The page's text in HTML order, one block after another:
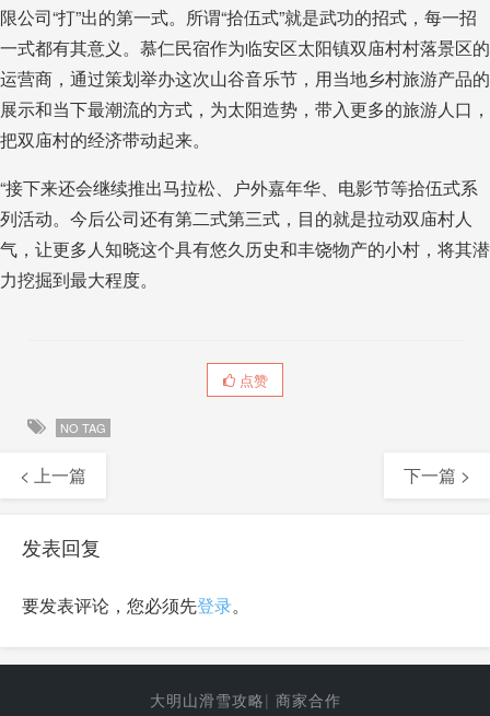
限公司“打”出的第一式。所谓“拾伍式”就是武功的招式，每一招
一式都有其意义。慕仁民宿作为临安区太阳镇双庙村村落景区的
运营商，通过策划举办这次山谷音乐节，用当地乡村旅游产品的
展示和当下最潮流的方式，为太阳造势，带入更多的旅游人口，
把双庙村的经济带动起来。
“接下来还会继续推出马拉松、户外嘉年华、电影节等拾伍式系
列活动。今后公司还有第二式第三式，目的就是拉动双庙村人
气，让更多人知晓这个具有悠久历史和丰饶物产的小村，将其潜
力挖掘到最大程度。
点赞
NO TAG
< 上一篇 下一篇 >
发表回复
要发表评论，您必须先登录。
大明山滑雪攻略| 商家合作